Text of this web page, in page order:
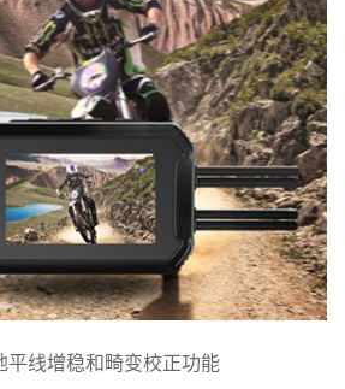
平线增稳和畸变校正功能